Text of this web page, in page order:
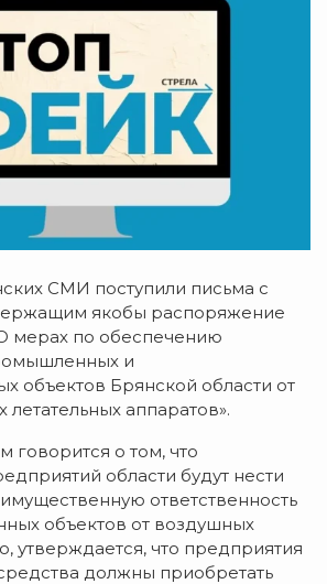
СМИ поступили письма с
якобы распоряжение
мерах по обеспечению
и
объектов Брянской области от
летательных аппаратов».
говорится о том, что
области будут нести
ответственность
объектов от воздушных
утверждается, что предприятия
должны приобретать